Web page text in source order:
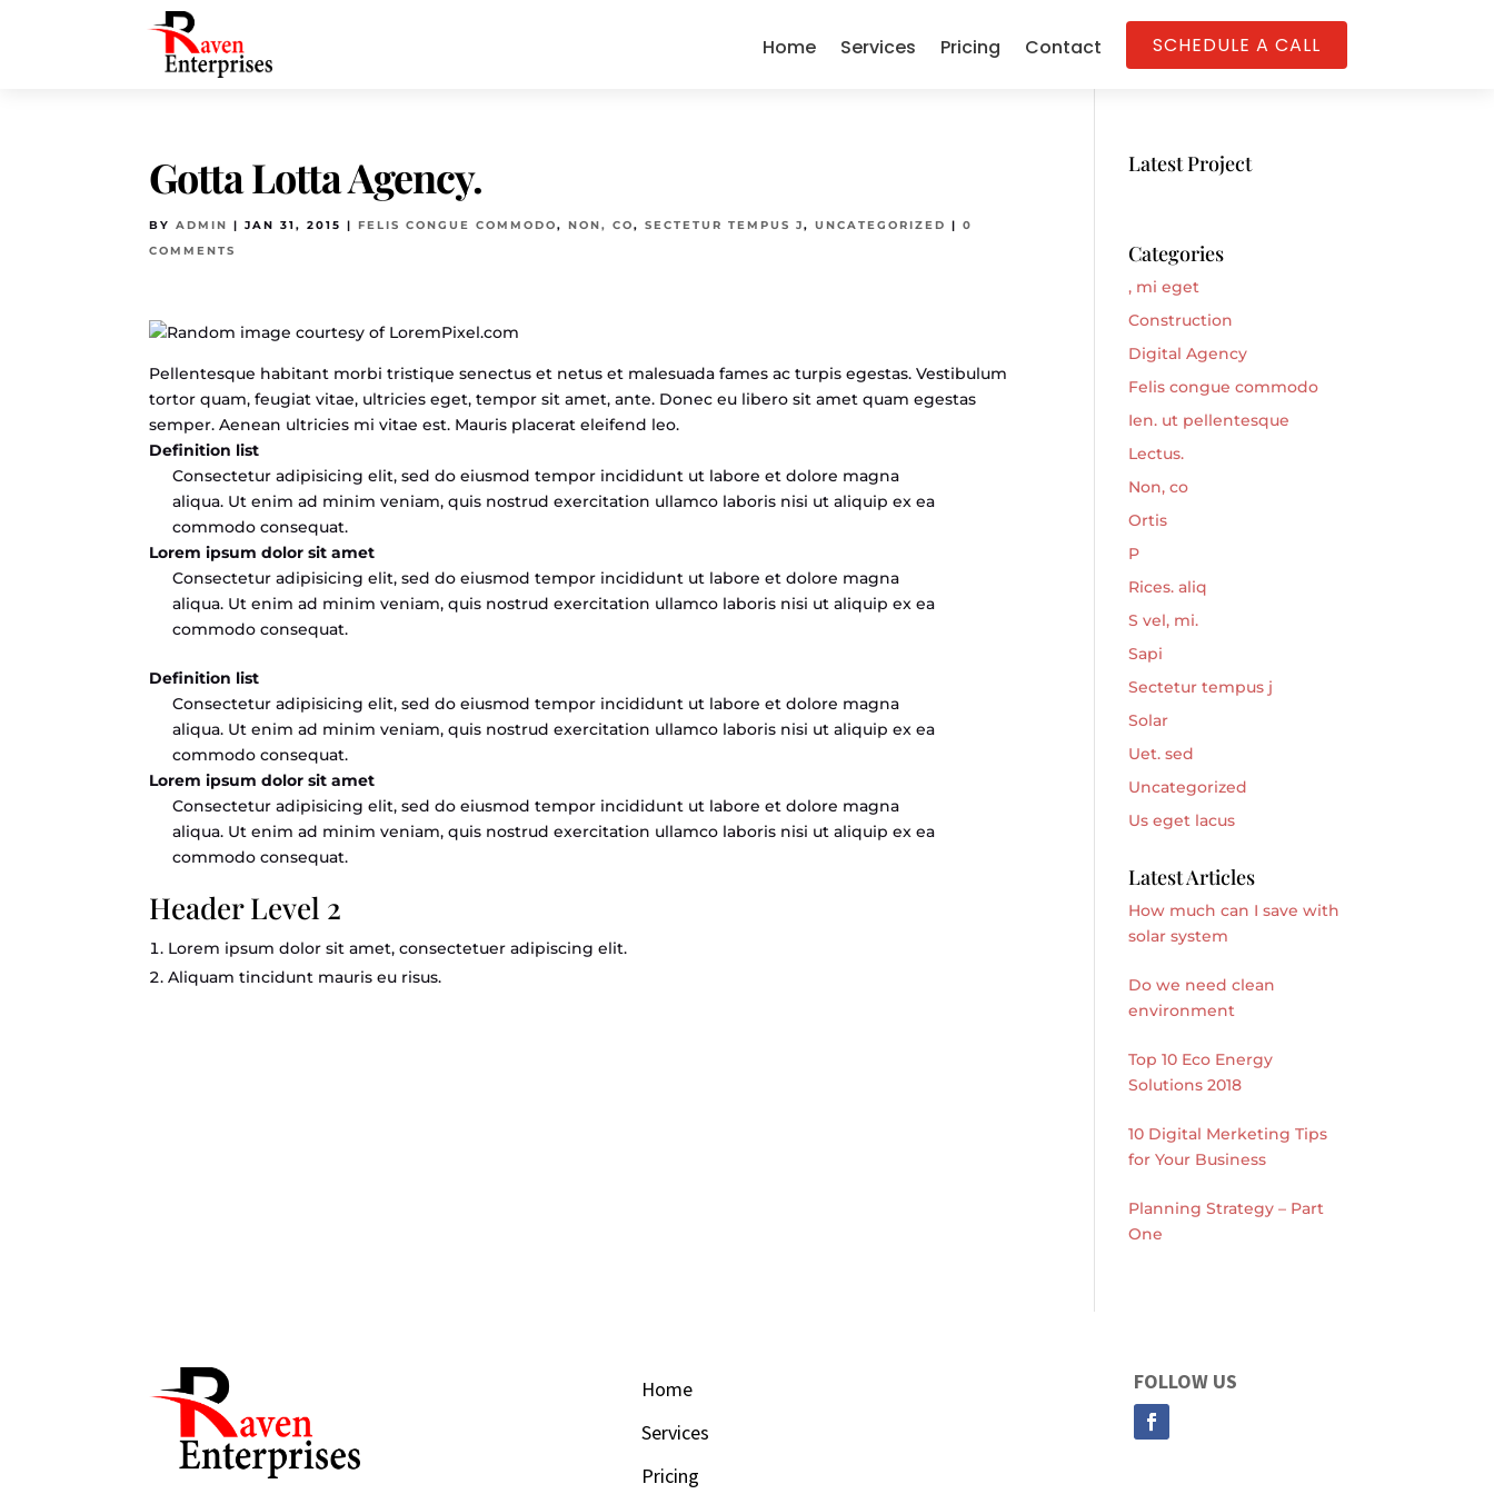
Home Services Pricing Contact SCHEDULE A CALL
Gotta Lotta Agency.
BYADMIN |JAN 31, 2015 |FELIS CONGUE COMMODO,NON, CO,SECTETUR TEMPUS J,UNCATEGORIZED |0
COMMENTS
Pellentesque habitant morbi tristique senectus et netus et malesuada fames ac turpis egestas. Vestibulum
tortor quam, feugiat vitae, ultricies eget, tempor sit amet, ante. Donec eu libero sit amet quam egestas
semper. Aenean ultricies mi vitae est. Mauris placerat eleifend leo.
Definition list
Consectetur adipisicing elit, sed do eiusmod tempor incididunt ut labore et dolore magna
aliqua. Ut enim ad minim veniam, quis nostrud exercitation ullamco laboris nisi ut aliquip ex ea
commodo consequat.
Lorem ipsum dolor sit amet
Consectetur adipisicing elit, sed do eiusmod tempor incididunt ut labore et dolore magna
aliqua. Ut enim ad minim veniam, quis nostrud exercitation ullamco laboris nisi ut aliquip ex ea
commodo consequat.
Definition list
Consectetur adipisicing elit, sed do eiusmod tempor incididunt ut labore et dolore magna
aliqua. Ut enim ad minim veniam, quis nostrud exercitation ullamco laboris nisi ut aliquip ex ea
commodo consequat.
Lorem ipsum dolor sit amet
Consectetur adipisicing elit, sed do eiusmod tempor incididunt ut labore et dolore magna
aliqua. Ut enim ad minim veniam, quis nostrud exercitation ullamco laboris nisi ut aliquip ex ea
commodo consequat.
Header Level 2
Lorem ipsum dolor sit amet, consectetuer adipiscing elit.
Aliquam tincidunt mauris eu risus.
Latest Project
Categories
, mi eget
Construction
Digital Agency
Felis congue commodo
Ien. ut pellentesque
Lectus.
Non, co
Ortis
P
Rices. aliq
S vel, mi.
Sapi
Sectetur tempus j
Solar
Uet. sed
Uncategorized
Us eget lacus
Latest Articles
How much can I save with
solar system
Do we need clean
environment
Top 10 Eco Energy
Solutions 2018
10 Digital Merketing Tips
for Your Business
Planning Strategy – Part
One
Home
Services
Pricing
FOLLOW US